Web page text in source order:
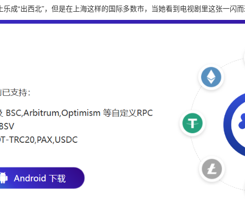
成“出西北”，但是在上海这样的国际多数市，当她看到电视剧里这张一闪